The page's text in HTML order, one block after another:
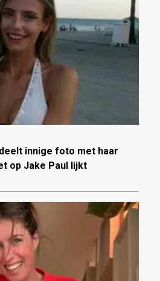
innige foto met haar
op Jake Paul lijkt